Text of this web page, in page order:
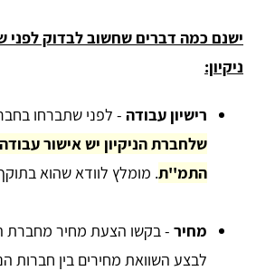
ישנם כמה דברים שחשוב לבדוק
ניקיון:
רישיון עבודה - לפני שתברחו
שלחברת הניקיון יש אישור
התמ''ת. מומלץ לוודא שהוא
מחיר - בקשו הצעת מחיר מחברת
לבצע השוואת מחירים בין חברות